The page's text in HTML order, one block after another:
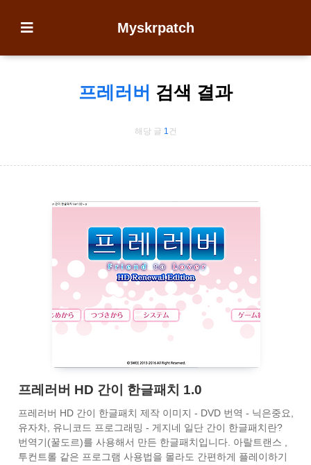
Myskrpatch
프레러버 검색 결과
해당 글 1건
프레러버 HD 간이 한글패치 1.0
프레러버 HD 간이 한글패치 제작 이미지 - DVD 번역 - 닉은중요,
유자차, 유니코드 프로그래밍 - 게지네 일단 간이 한글패치란?
번역기(꿀도르)를 사용해서 만든 한글패치입니다. 아랄트랜스 ,
투컨트롤 같은 프로그램 사용법을 몰라도 간편하게 플레이하기